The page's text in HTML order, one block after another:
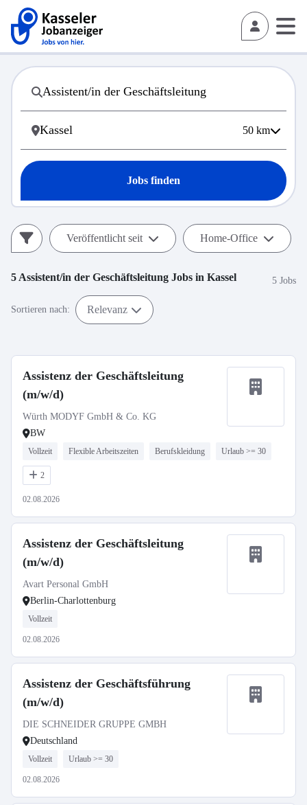
50 km
Jobs finden
Veröffentlicht seit Home-Office
5 Assistent/in der Geschäftsleitung Jobs in Kassel 5 Jobs
Sortieren nach: Relevanz
Assistenz der Geschäftsleitung
(m/w/d)
Würth MODYF GmbH & Co. KG
BW
Vollzeit Flexible Arbeitszeiten Berufskleidung Urlaub >= 30
2
02.08.2026
Assistenz der Geschäftsleitung
(m/w/d)
Avart Personal GmbH
Berlin-Charlottenburg
Vollzeit
02.08.2026
Assistenz der Geschäftsführung
(m/w/d)
DIE SCHNEIDER GRUPPE GMBH
Deutschland
Vollzeit Urlaub >= 30
02.08.2026